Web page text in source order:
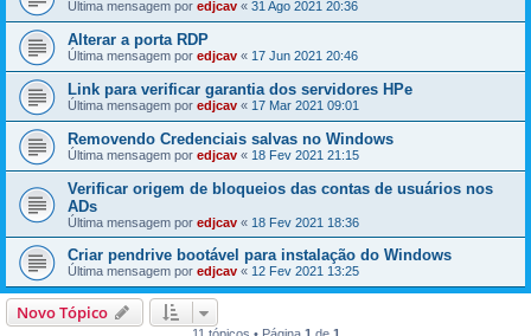
Última mensagem por edjcav « 31 Ago 2021 20:36
Alterar a porta RDP
Última mensagem por edjcav « 17 Jun 2021 20:46
Link para verificar garantia dos servidores HPe
Última mensagem por edjcav « 17 Mar 2021 09:01
Removendo Credenciais salvas no Windows
Última mensagem por edjcav « 18 Fev 2021 21:15
Verificar origem de bloqueios das contas de usuários nos
ADs
Última mensagem por edjcav « 18 Fev 2021 18:36
Criar pendrive bootável para instalação do Windows
Última mensagem por edjcav « 12 Fev 2021 13:25
Novo Tópico